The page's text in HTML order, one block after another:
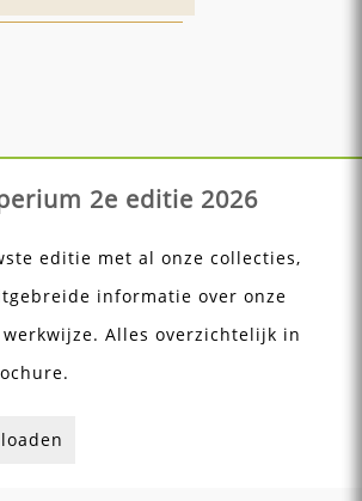
2e editie 2026
editie met al onze collecties,
informatie over onze
werkwijze. Alles overzichtelijk in